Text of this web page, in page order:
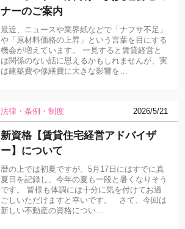
ナーのご案内
最近、ニュースや業界紙などで「ナフサ不足」
や「原材料価格の上昇」という言葉を目にする
機会が増えています。 一見すると賃貸経営と
は関係のない話に思えるかもしれませんが、実
は建築費や修繕費に大きな影響を…
法律・条例・制度 2026/5/21
新資格【賃貸住宅経営アドバイザ
ー】について
暦の上では初夏ですが、5月17日にはすでに真
夏日を記録し、今年の夏も一段と暑くなりそう
です。 皆様も体調には十分に気を付けてお過
ごしいただけますと幸いです。 さて、今回は
新しい不動産の資格につい…